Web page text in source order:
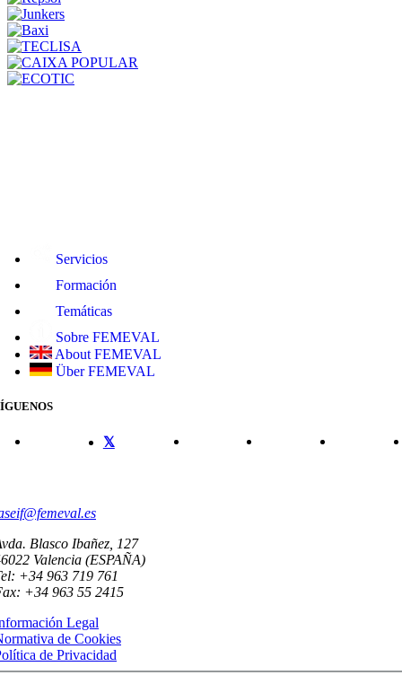
Servicios
Formación
Temáticas
Sobre FEMEVAL
About FEMEVAL
Über FEMEVAL
Blasco Ibañez, 127
Valencia (ESPAÑA)
+34 963 719 761
+34 963 55 2415
Legal
de Cookies
de Privacidad